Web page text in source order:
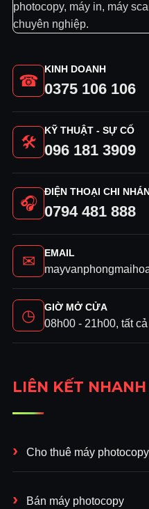
photocopy, máy in, máy
chuyên nghiệp.
☎
KINH DOANH
0375 106 106
🛠
KỸ THUẬT - SỰ CỐ
096 181 3909
🎧
ĐIỆN THOẠI CHI
0794 481 888
✉ EMAIL
◷ GIỜ MỞ CỬA
08h00 - 21h00, tất
LIÊN KẾT NHANH
Cho thuê máy photocopy
Bán máy photocopy